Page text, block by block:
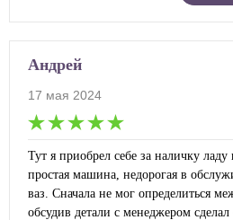
Андрей
17 мая 2024
Тут я приобрел себе за наличку
простая машина, недорогая в
ваз. Сначала не мог определиться
обсудив детали с менеджером